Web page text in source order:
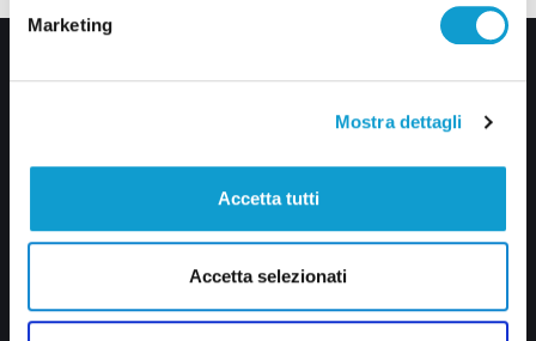
Marketing
Mostra dettagli
Accetta tutti
Accetta selezionati
Lavora con noi